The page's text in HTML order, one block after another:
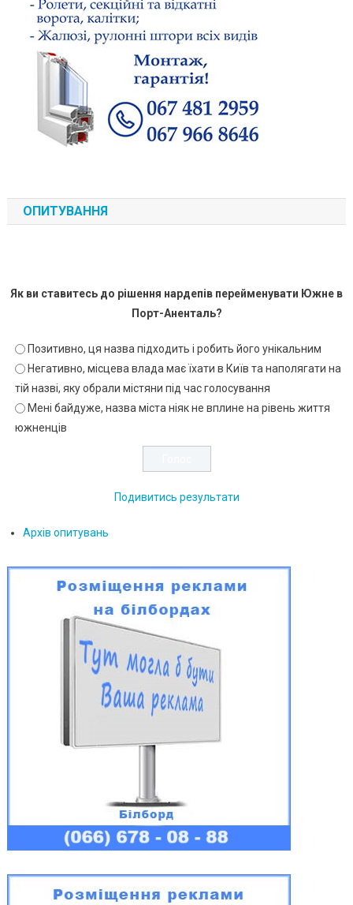
ОПИТУВАННЯ
Як ви ставитесь до рішення нардепів перейменувати Южне в
Порт-Аненталь?
Позитивно, ця назва підходить і робить його унікальним
Негативно, місцева влада має їхати в Київ та наполягати на
тій назві, яку обрали містяни під час голосування
Мені байдуже, назва міста ніяк не вплине на рівень життя
южненців
Подивитись результати
Архів опитувань